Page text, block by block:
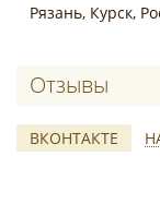
Рязань, Курск,
Отзывы о
ВКОНТАКТЕ